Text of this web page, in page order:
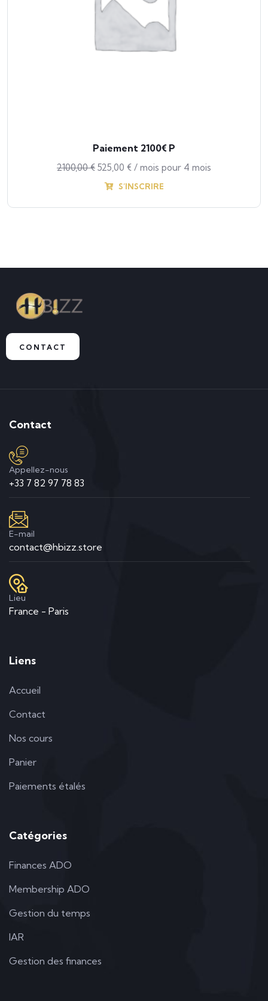
Paiement 2100€ P
2100,00€ 525,00 € / mois pour 4 mois
S’INSCRIRE
CONTACT
Contact
Appellez-nous
+33 7 82 97 78 83
E-mail
contact@hbizz.store
Lieu
France - Paris
Liens
Accueil
Contact
Nos cours
Panier
Paiements étalés
Catégories
Finances ADO
Membership ADO
Gestion du temps
IAR
Gestion des finances